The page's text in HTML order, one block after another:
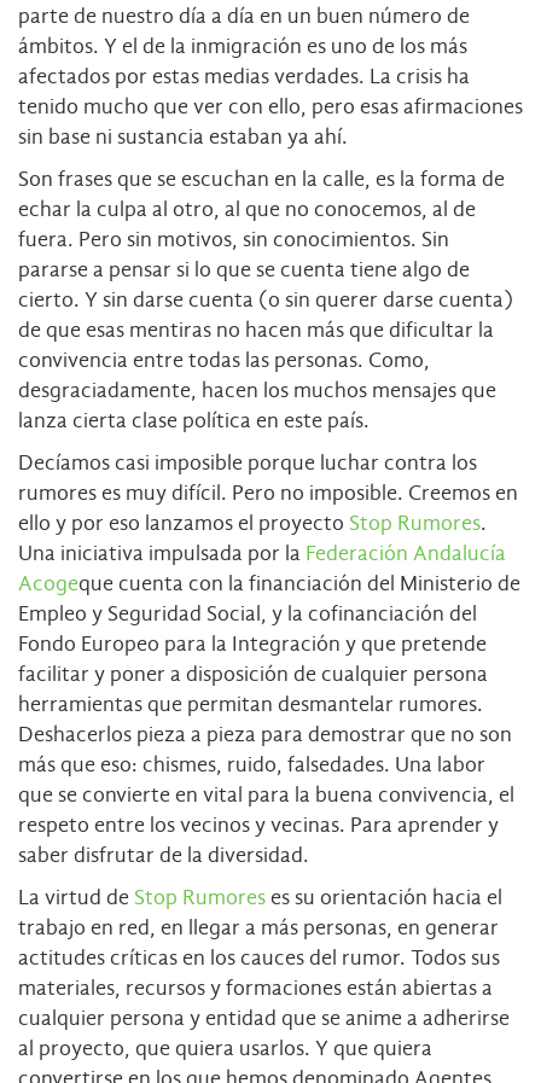
parte de nuestro día a día en un buen número de
ámbitos. Y el de la inmigración es uno de los más
afectados por estas medias verdades. La crisis ha
tenido mucho que ver con ello, pero esas afirmaciones
sin base ni sustancia estaban ya ahí.
Son frases que se escuchan en la calle, es la forma de
echar la culpa al otro, al que no conocemos, al de
fuera. Pero sin motivos, sin conocimientos. Sin
pararse a pensar si lo que se cuenta tiene algo de
cierto. Y sin darse cuenta (o sin querer darse cuenta)
de que esas mentiras no hacen más que dificultar la
convivencia entre todas las personas. Como,
desgraciadamente, hacen los muchos mensajes que
lanza cierta clase política en este país.
Decíamos casi imposible porque luchar contra los
rumores es muy difícil. Pero no imposible. Creemos en
ello y por eso lanzamos el proyecto Stop Rumores.
Una iniciativa impulsada por la Federación Andalucía
Acogeque cuenta con la financiación del Ministerio de
Empleo y Seguridad Social, y la cofinanciación del
Fondo Europeo para la Integración y que pretende
facilitar y poner a disposición de cualquier persona
herramientas que permitan desmantelar rumores.
Deshacerlos pieza a pieza para demostrar que no son
más que eso: chismes, ruido, falsedades. Una labor
que se convierte en vital para la buena convivencia, el
respeto entre los vecinos y vecinas. Para aprender y
saber disfrutar de la diversidad.
La virtud de Stop Rumoreses su orientación hacia el
trabajo en red, en llegar a más personas, en generar
actitudes críticas en los cauces del rumor. Todos sus
materiales, recursos y formaciones están abiertas a
cualquier persona y entidad que se anime a adherirse
al proyecto, que quiera usarlos. Y que quiera